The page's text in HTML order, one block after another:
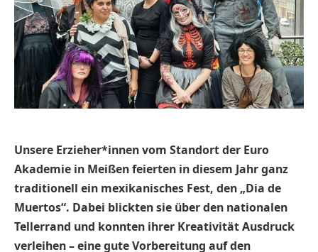
Unsere Erzieher*innen vom Standort der Euro
Akademie in Meißen feierten in diesem Jahr ganz
traditionell ein mexikanisches Fest, den „Dia de
Muertos“. Dabei blickten sie über den nationalen
Tellerrand und konnten ihrer Kreativität Ausdruck
verleihen – eine gute Vorbereitung auf den